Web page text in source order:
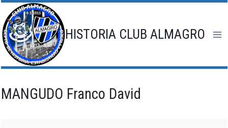
Saltar
al
contenido
HISTORIA CLUB ALMAGRO
MANGUDO Franco David